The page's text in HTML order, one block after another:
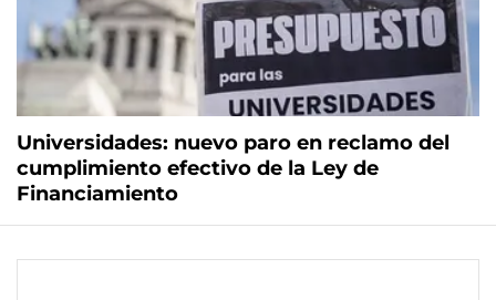
Universidades: nuevo paro en reclamo del
cumplimiento efectivo de la Ley de
Financiamiento